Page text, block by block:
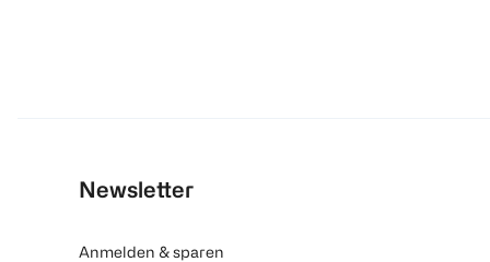
Newsletter
Anmelden & sparen